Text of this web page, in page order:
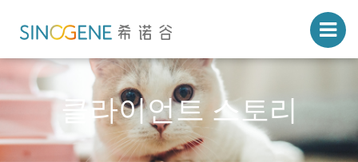
클라이언트 스토리